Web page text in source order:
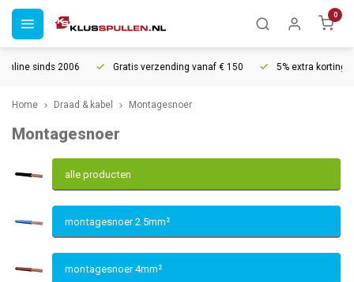
0
Gratis verzending vanaf € 150 5% extra korting vanaf € 1000
Home Draad & kabel Montagesnoer
Montagesnoer
alle producten
montagesnoer 2.5mm²
montagesnoer 4mm²